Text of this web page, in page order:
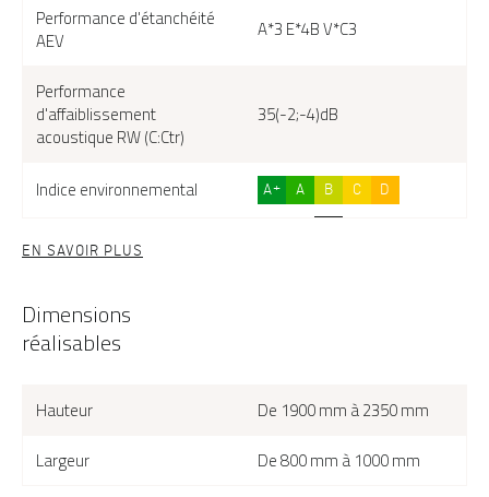
Performance d'étanchéité
AEV
A*3 E*4B V*C3
Performance
d'affaiblissement
acoustique RW (C:Ctr)
35(-2;-4)dB
Indice environnemental A+ A B C D
EN SAVOIR PLUS
Dimensions
réalisables
Hauteur
De 1900 mm à 2350 mm
Largeur
De 800 mm à 1000 mm